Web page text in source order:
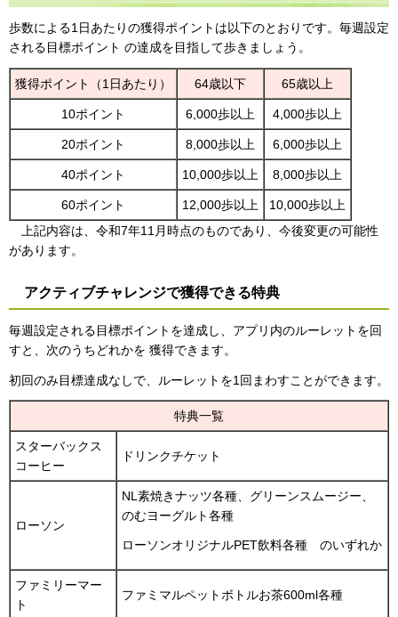
歩数による1日あたりの獲得ポイントは以下のとおりです。毎週設定
される目標ポイント の達成を目指して歩きましょう。
獲得ポイント（1日あたり） 64歳以下 65歳以上
10ポイント 6,000歩以上 4,000歩以上
20ポイント 8,000歩以上 6,000歩以上
40ポイント 10,000歩以上 8,000歩以上
60ポイント 12,000歩以上
10,000歩以上
上記内容は、令和7年11月時点のものであり、今後変更の可能性
があります。
アクティブチャレンジで獲得できる特典
毎週設定される目標ポイントを達成し、アプリ内のルーレットを回
すと、次のうちどれかを 獲得できます。
初回のみ目標達成なしで、ルーレットを1回まわすことができます。
特典一覧
スターバックス
コーヒー
ドリンクチケット
ローソン
NL素焼きナッツ各種、グリーンスムージー、
のむヨーグルト各種
ローソンオリジナルPET飲料各種 のいずれか
ファミリーマー
ト
ファミマルペットボトルお茶600ml各種